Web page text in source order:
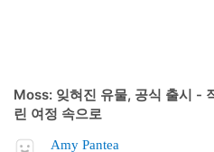
Moss: 잊혀진 유물, 공식 출시 -
린 여정 속으로
Amy Pantea